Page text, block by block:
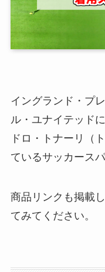
イングランド・プ
ル・ユナイテッド
ドロ・トナーリ（
ているサッカース
商品リンクも掲載
てみてください。